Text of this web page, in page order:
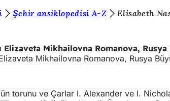
Şehir ansiklopedisi A-Z
Elisabeth
Elizaveta Mikhailovna Romanova,
Mikhailovna Romanova, Rusya
torunu ve Çarlar I. Alexander ve I.